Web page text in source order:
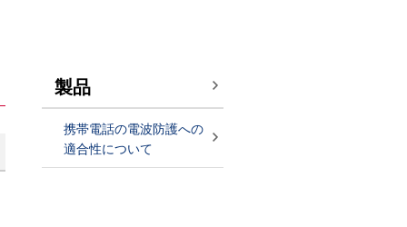
製品
携帯電話の電波防護への
適合性について